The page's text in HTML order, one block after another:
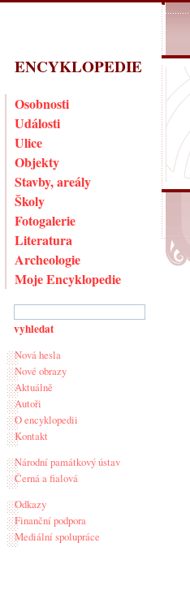
ENCYKLOPEDIE
Osobnosti
Události
Ulice
Objekty
Stavby, areály
Školy
Fotogalerie
Literatura
Archeologie
Moje Encyklopedie
Nová hesla
Nové obrazy
Aktuálně
Autoři
O encyklopedii
Kontakt
Národní památkový ústav
Černá a fialová
Odkazy
Finanční podpora
Mediální spolupráce